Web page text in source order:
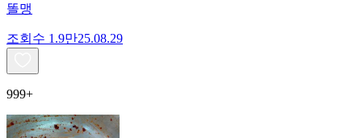
똘맹
조회수 1.9만25.08.29
999+